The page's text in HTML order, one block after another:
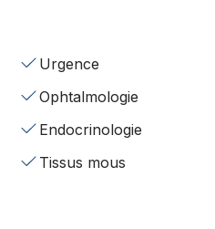
Urgence
Ophtalmologie
Endocrinologie
Tissus mous